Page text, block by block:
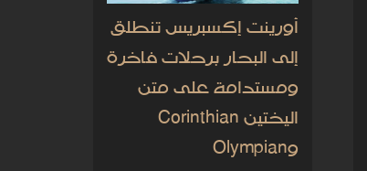
أورينت إكسبريس تنطلق
إلى البحار برحلات فاخرة
ومستدامة على متن
اليختين Corinthian
وOlympian